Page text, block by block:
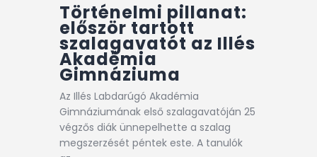
Történelmi pillanat:
először tartott
szalagavatót az Illés
Akadémia
Gimnáziuma
Az Illés Labdarúgó Akadémia
Gimnáziumának első szalagavatóján 25
végzős diák ünnepelhette a szalag
megszerzését péntek este. A tanulók